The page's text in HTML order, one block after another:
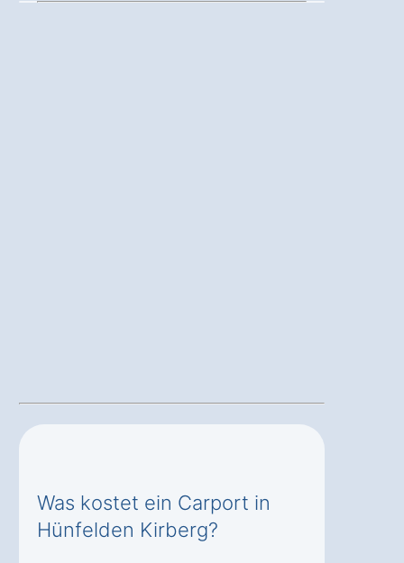
Was kostet ein Carport in
Hünfelden Kirberg?